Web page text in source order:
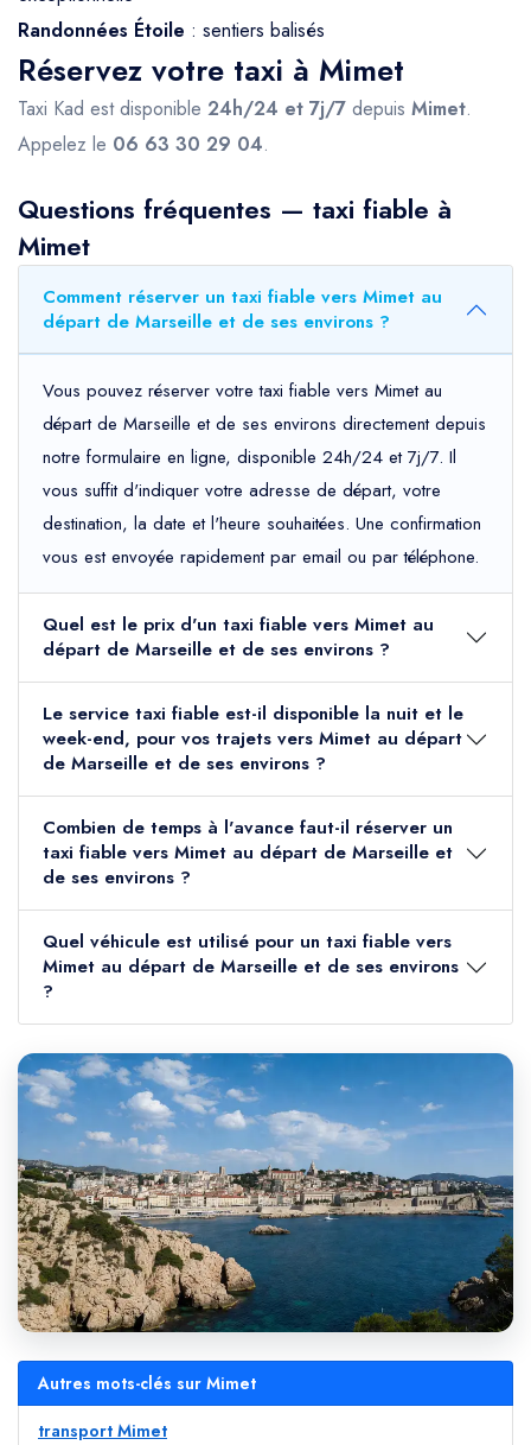
Randonnées Étoile : sentiers balisés
Réservez votre taxi à Mimet
Taxi Kad est disponible 24h/24 et 7j/7 depuis Mimet.
Appelez le 06 63 30 29 04.
Questions fréquentes — taxi fiable à
Mimet
Comment réserver un taxi fiable vers Mimet au
départ de Marseille et de ses environs ?
Vous pouvez réserver votre taxi fiable vers Mimet au
départ de Marseille et de ses environs directement depuis
notre formulaire en ligne, disponible 24h/24 et 7j/7. Il
vous suffit d'indiquer votre adresse de départ, votre
destination, la date et l'heure souhaitées. Une confirmation
vous est envoyée rapidement par email ou par téléphone.
Quel est le prix d'un taxi fiable vers Mimet au
départ de Marseille et de ses environs ?
Le service taxi fiable est-il disponible la nuit et le
week-end, pour vos trajets vers Mimet au départ
de Marseille et de ses environs ?
Combien de temps à l'avance faut-il réserver un
taxi fiable vers Mimet au départ de Marseille et
de ses environs ?
Quel véhicule est utilisé pour un taxi fiable vers
Mimet au départ de Marseille et de ses environs
?
Autres mots-clés sur Mimet
transport Mimet